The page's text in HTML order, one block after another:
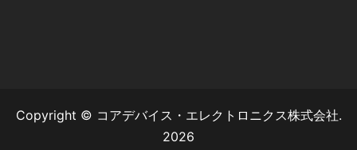
Copyright © コアデバイス・エレクトロニクス株式会社.
2026